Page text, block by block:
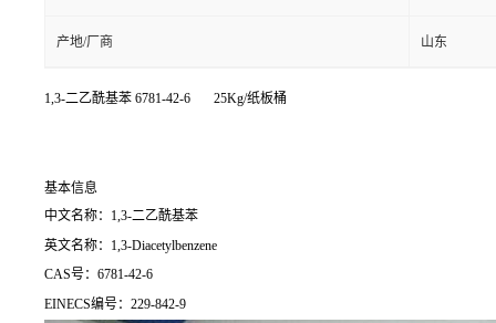
产地/厂商 山东
1,3-二乙酰基苯 6781-42-6 25Kg/纸板桶
基本信息
中文名称：1,3-二乙酰基苯
英文名称：1,3-Diacetylbenzene
CAS号：6781-42-6
EINECS编号：229-842-9